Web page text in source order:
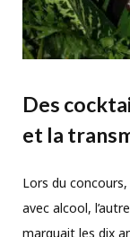
Des
et la
Lors du
avec alcool,
marquait les dix